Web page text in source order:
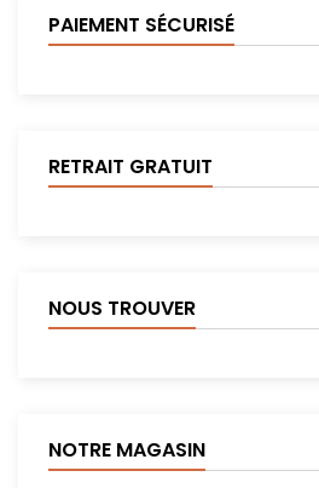
PAIEMENT SÉCURISÉ
RETRAIT GRATUIT
NOUS TROUVER
NOTRE MAGASIN